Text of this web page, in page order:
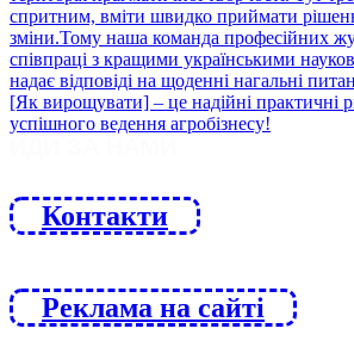
Контакти
Реклама на сайті